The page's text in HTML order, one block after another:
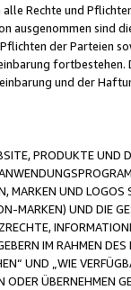
Rechte und
ausgenommen sind
der Parteien
und der
PRODUKTE UND
MARKEN UND
MARKEN) UND DIE
IM RAHMEN
UND „WIE
ÜBERNEHMEN